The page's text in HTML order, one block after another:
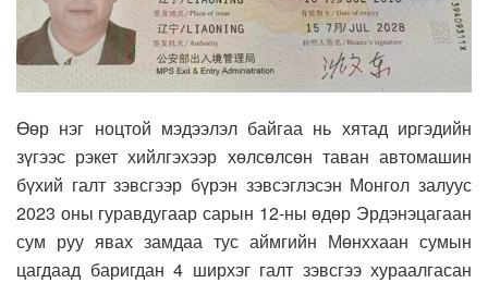
Өөр нэг ноцтой мэдээлэл байгаа нь хятад иргэдийн
зүгээс рэкет хийлгэхээр хөлсөлсөн таван автомашин
бүхий галт зэвсгээр бүрэн зэвсэглэсэн Монгол залуус
2023 оны гуравдугаар сарын 12-ны өдөр Эрдэнэцагаан
сум руу явах замдаа тус аймгийн Мөнххаан сумын
цагдаад баригдан 4 ширхэг галт зэвсгээ хураалгасан